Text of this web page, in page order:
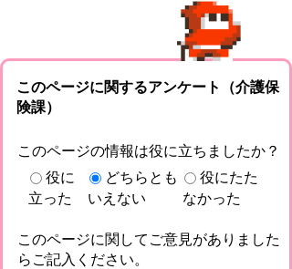
このページに関するアンケート（介護保
険課）
このページの情報は役に立ちましたか？
役に
立った
どちらとも
いえない
役にたた
なかった
このページに関してご意見がありました
らご記入ください。